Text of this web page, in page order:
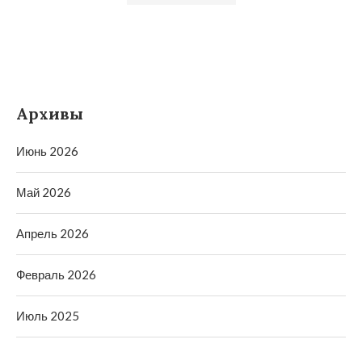
Архивы
Июнь 2026
Май 2026
Апрель 2026
Февраль 2026
Июль 2025